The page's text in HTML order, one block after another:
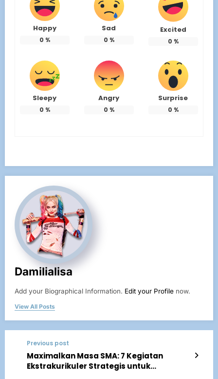
Happy
0 %
Sad
0 %
Excited
0 %
Sleepy
0 %
Angry
0 %
Surprise
0 %
Damilialisa
Add your Biographical Information. Edit your Profile now.
View All Posts
Previous post
Maximalkan Masa SMA: 7 Kegiatan
Ekstrakurikuler Strategis untuk